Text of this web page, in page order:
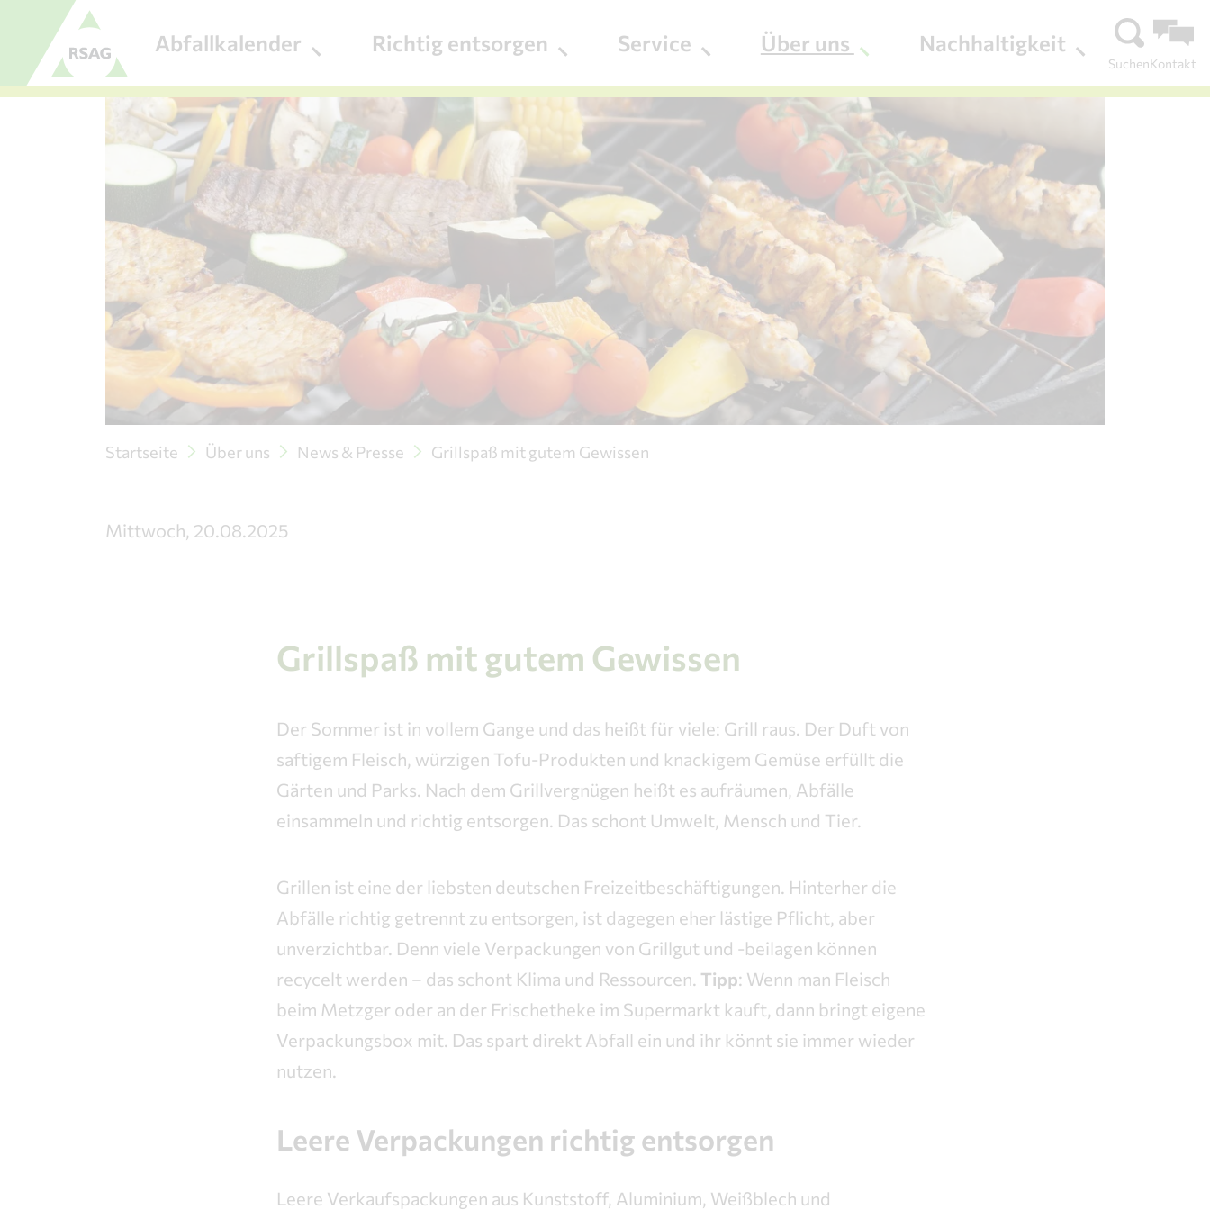
Zum Menü
Zum Inhalt
Abfallkalender Richtig entsorgen Service Über uns Nachhaltigkeit
SuchenKontakt
Startseite Über uns News & Presse Grillspaß mit gutem Gewissen
Mittwoch, 20.08.2025
Grillspaß mit gutem Gewissen
Der Sommer ist in vollem Gange und das heißt für viele: Grill raus. Der Duft von
saftigem Fleisch, würzigen Tofu-Produkten und knackigem Gemüse erfüllt die
Gärten und Parks. Nach dem Grillvergnügen heißt es aufräumen, Abfälle
einsammeln und richtig entsorgen. Das schont Umwelt, Mensch und Tier.
Grillen ist eine der liebsten deutschen Freizeitbeschäftigungen. Hinterher die
Abfälle richtig getrennt zu entsorgen, ist dagegen eher lästige Pflicht, aber
unverzichtbar. Denn viele Verpackungen von Grillgut und -beilagen können
recycelt werden – das schont Klima und Ressourcen. Tipp: Wenn man Fleisch
beim Metzger oder an der Frischetheke im Supermarkt kauft, dann bringt eigene
Verpackungsbox mit. Das spart direkt Abfall ein und ihr könnt sie immer wieder
nutzen.
Leere Verpackungen richtig entsorgen
Leere Verkaufspackungen aus Kunststoff, Aluminium, Weißblech und